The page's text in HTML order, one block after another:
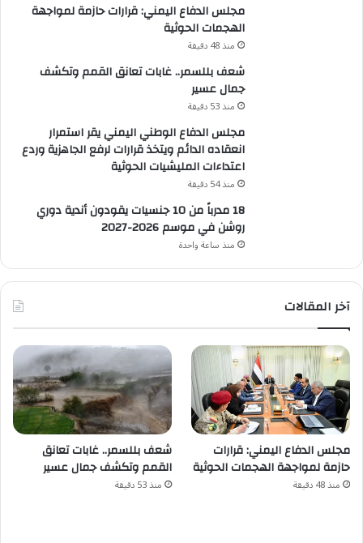
مجلس الدفاع اليمني: قرارات حازمة لمواجهة
الهجمات الحوثية
منذ 48 دقيقة
شعف بللسمر.. غابات تعانق القمم وتكشف
جمال عسير
منذ 53 دقيقة
مجلس الدفاع الوطني اليمني يقر استمرار
انعقاده الدائم ويتخذ قرارات لرفع الجاهزية وردع
اعتداءات المليشيات الحوثية
منذ 54 دقيقة
18 مدرباً من 10 جنسيات يقودون أندية دوري
روشن في موسم 2026-2027
منذ ساعة واحدة
آخر المقالات
مجلس الدفاع اليمني: قرارات
حازمة لمواجهة الهجمات الحوثية
منذ 48 دقيقة
شعف بللسمر.. غابات تعانق
القمم وتكشف جمال عسير
منذ 53 دقيقة